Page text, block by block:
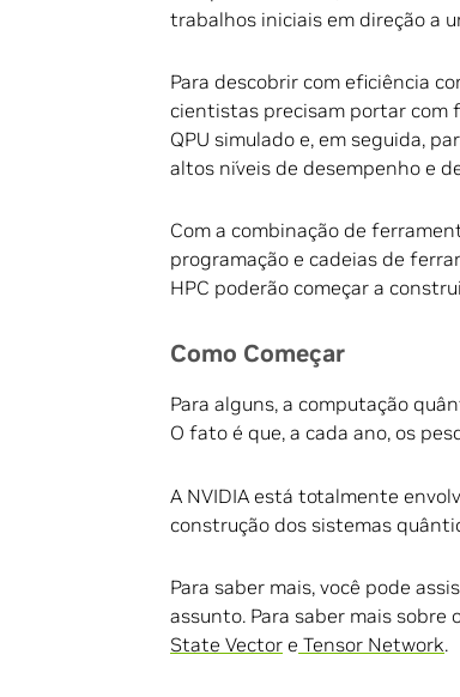
trabalhos iniciais em direção a
Para descobrir com eficiência
cientistas precisam portar com
QPU simulado e, em seguida,
altos níveis de desempenho e
Com a combinação de
programação e cadeias de
HPC poderão começar a
Como Começar
Para alguns, a computação
O fato é que, a cada ano, os
A NVIDIA está totalmente
construção dos sistemas
Para saber mais, você pode
assunto. Para saber mais sobre
State Vector e Tensor Network.